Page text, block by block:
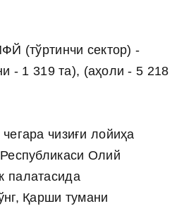
(тўртинчи сектор) -
- 1 319 та), (аҳоли - 5 218
чизиғи лойиҳа
Олий
палатасида
Қарши тумани